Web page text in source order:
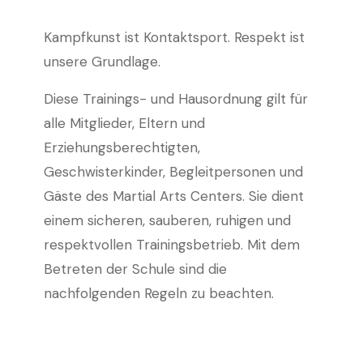
Kampfkunst ist Kontaktsport. Respekt ist
unsere Grundlage.
Diese Trainings- und Hausordnung gilt für
alle Mitglieder, Eltern und
Erziehungsberechtigten,
Geschwisterkinder, Begleitpersonen und
Gäste des Martial Arts Centers. Sie dient
einem sicheren, sauberen, ruhigen und
respektvollen Trainingsbetrieb. Mit dem
Betreten der Schule sind die
nachfolgenden Regeln zu beachten.